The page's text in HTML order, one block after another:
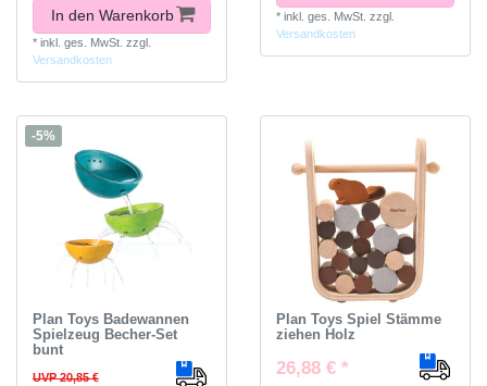
In den Warenkorb
* inkl. ges. MwSt. zzgl.
Versandkosten
* inkl. ges. MwSt. zzgl.
Versandkosten
-5%
Plan Toys Badewannen
Spielzeug Becher-Set
bunt
UVP 20,85 €
Plan Toys Spiel Stämme
ziehen Holz
26,88 € *